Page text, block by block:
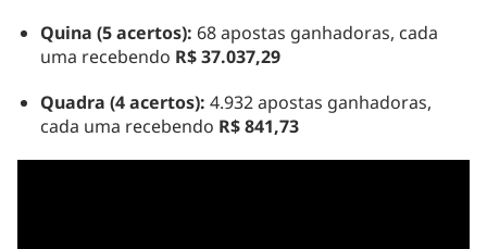
Quina (5 acertos): 68 apostas ganhadoras, cada
uma recebendo R$ 37.037,29
Quadra (4 acertos): 4.932 apostas ganhadoras,
cada uma recebendo R$ 841,73